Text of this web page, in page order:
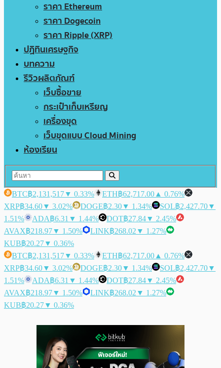
ราคา Ethereum
ราคา Dogecoin
ราคา Ripple (XRP)
ปฏิทินเศรษฐกิจ
บทความ
รีวิวผลิตภัณฑ์
เว็บซื้อขาย
กระเป๋าเก็บเหรียญ
เครื่องขุด
เว็บขุดแบบ Cloud Mining
ห้องเรียน
BTC฿2,131,517▼ 0.33% ETH฿62,717.00 ▲ 0.76%
XRP฿34.60▼ 3.02% DOGE฿2.30▼ 1.34% SOL฿2,427.70▼
1.51%
ADA฿6.31 ▼ 1.44% DOT฿27.84▼ 2.45%
AVAX฿218.97▼ 1.50% LINK฿268.02 ▼ 1.27%
KUB฿20.27▼ 0.36%
BTC฿2,131,517▼ 0.33% ETH฿62,717.00 ▲ 0.76%
XRP฿34.60▼ 3.02% DOGE฿2.30▼ 1.34% SOL฿2,427.70▼
1.51%
ADA฿6.31 ▼ 1.44% DOT฿27.84▼ 2.45%
AVAX฿218.97▼ 1.50% LINK฿268.02 ▼ 1.27%
KUB฿20.27▼ 0.36%